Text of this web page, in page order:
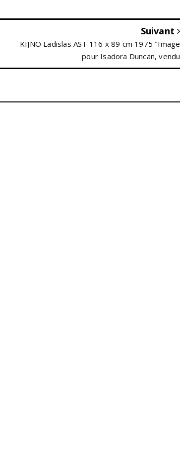
Suivant
KIJNO Ladislas AST 116 x 89 cm 1975 "Image
pour Isadora Duncan, vendu